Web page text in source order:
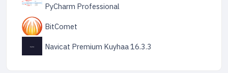
PyCharm Professional
BitComet
Navicat Premium Kuyhaa 16.3.3